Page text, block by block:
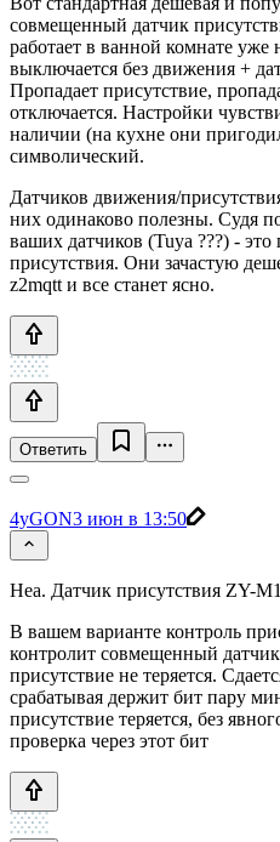
совмещенный датчик
работает в ванной комнате уже
выключается без движения +
Пропадает присутствие,
отключается. Настройки
наличии (на кухне они
символический.
Датчиков движения/
них одинаково полезны. Судя
ваших датчиков (Tuya ???) -
присутствия. Они зачастую
z2mqtt и все станет ясно.
Ответить
4yGON3 июн в 13:50
Неа. Датчик присутствия ZY-
В вашем варианте контроль
контролит совмещенный
присутствие не теряется.
срабатывая держит бит пару
присутствие теряется, без
проверка через этот бит